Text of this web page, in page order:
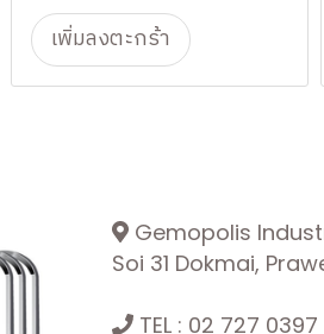
เพิ่มลงตะกร้า
Gemopolis
Soi 31 Dokmai,
TEL : 02 727 0397